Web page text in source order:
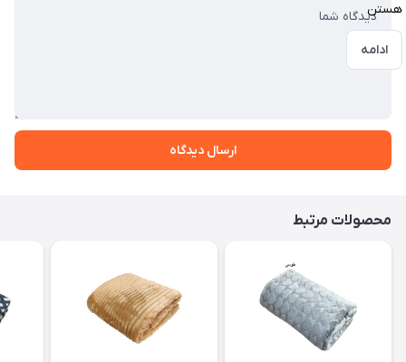
هستن
ادامه
ارسال دیدگاه
محصولات مرتبط